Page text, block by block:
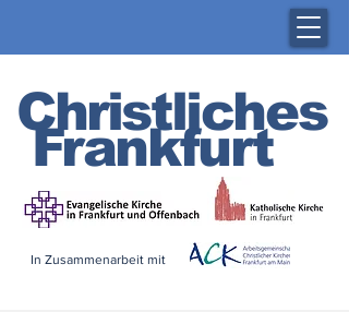
Christliches
Frankfurt
In Zusammenarbeit mit